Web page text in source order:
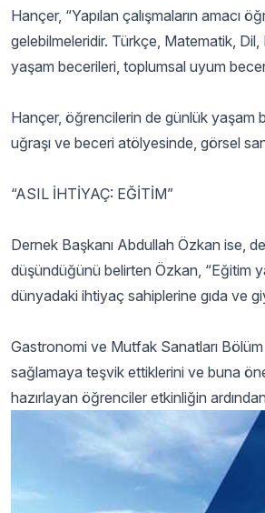
Hançer, “Yapılan çalışmaların amacı
gelebilmeleridir. Türkçe, Matematik, Dil,
yaşam becerileri, toplumsal uyum
Hançer, öğrencilerin de günlük yaşam
uğraşı ve beceri atölyesinde, görsel
“ASIL İHTİYAÇ: EĞİTİM”
Dernek Başkanı Abdullah Özkan ise,
düşündüğünü belirten Özkan, “Eğitim
dünyadaki ihtiyaç sahiplerine gıda ve
Gastronomi ve Mutfak Sanatları
sağlamaya teşvik ettiklerini ve buna
hazırlayan öğrenciler etkinliğin